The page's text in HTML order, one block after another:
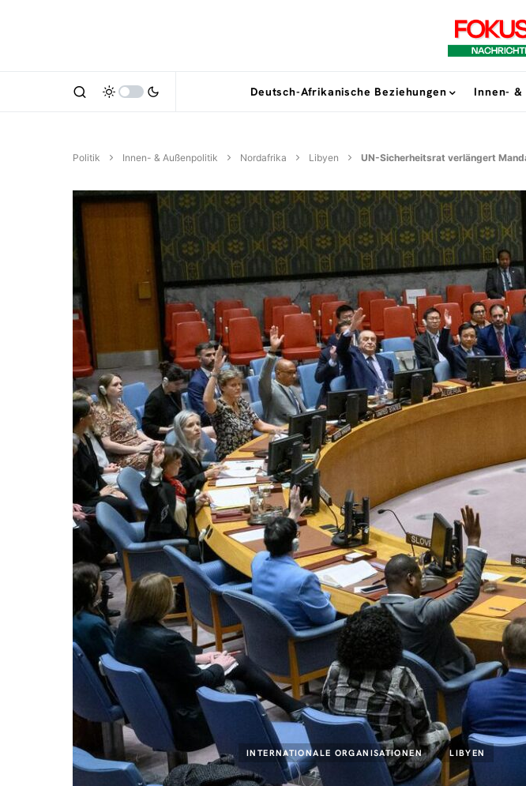
Deutsch-Afrikanische Beziehungen Innen-
Politik Innen- & Außenpolitik Nordafrika Libyen UN-Sicherheitsrat verlängert
INTERNATIONALE ORGANISATIONEN LIBYEN